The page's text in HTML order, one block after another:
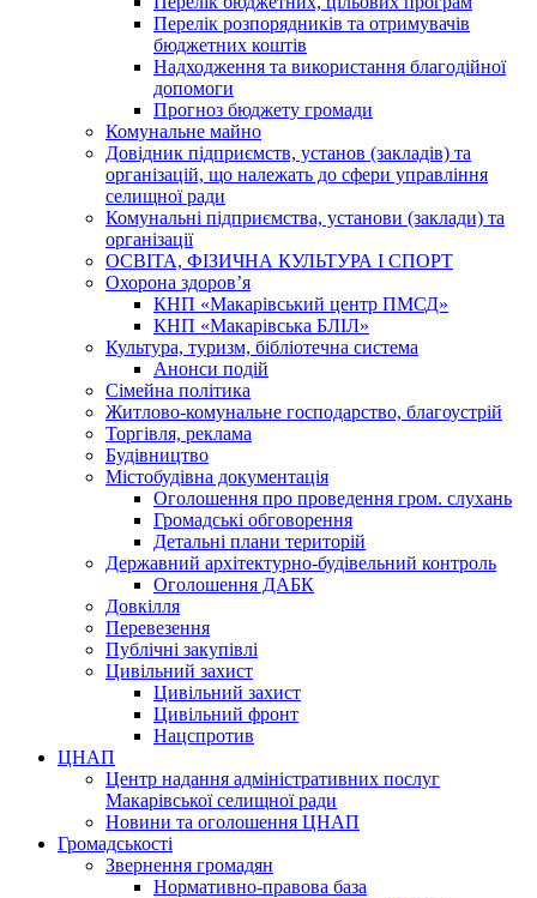
Перелік розпорядників та отримувачів
бюджетних коштів
Надходження та використання благодійної
допомоги
Прогноз бюджету громади
Комунальне майно
Довідник підприємств, установ (закладів) та
організацій, що належать до сфери управління
селищної ради
Комунальні підприємства, установи (заклади) та
організації
ОСВІТА, ФІЗИЧНА КУЛЬТУРА І СПОРТ
Охорона здоров’я
КНП «Макарівський центр ПМСД»
КНП «Макарівська БЛІЛ»
Культура, туризм, бібліотечна система
Анонси подій
Сімейна політика
Житлово-комунальне господарство, благоустрій
Торгівля, реклама
Будівництво
Містобудівна документація
Оголошення про проведення гром. слухань
Громадські обговорення
Детальні плани територій
Державний архітектурно-будівельний контроль
Оголошення ДАБК
Довкілля
Перевезення
Публічні закупівлі
Цивільний захист
Цивільний захист
Цивільний фронт
Нацспротив
ЦНАП
Центр надання адміністративних послуг
Макарівської селищної ради
Новини та оголошення ЦНАП
Громадськості
Звернення громадян
Нормативно-правова база